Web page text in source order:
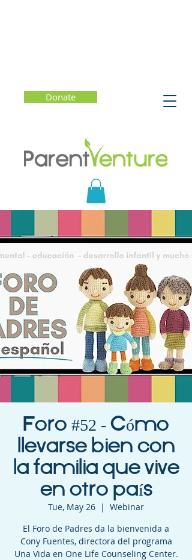
Donate
Foro #52 - Cómo
llevarse bien con
la familia que vive
en otro país
Tue, May 26
  |
Webinar
El Foro de Padres da la bienvenida a
Cony Fuentes, directora del programa
Una Vida en One Life Counseling Center.